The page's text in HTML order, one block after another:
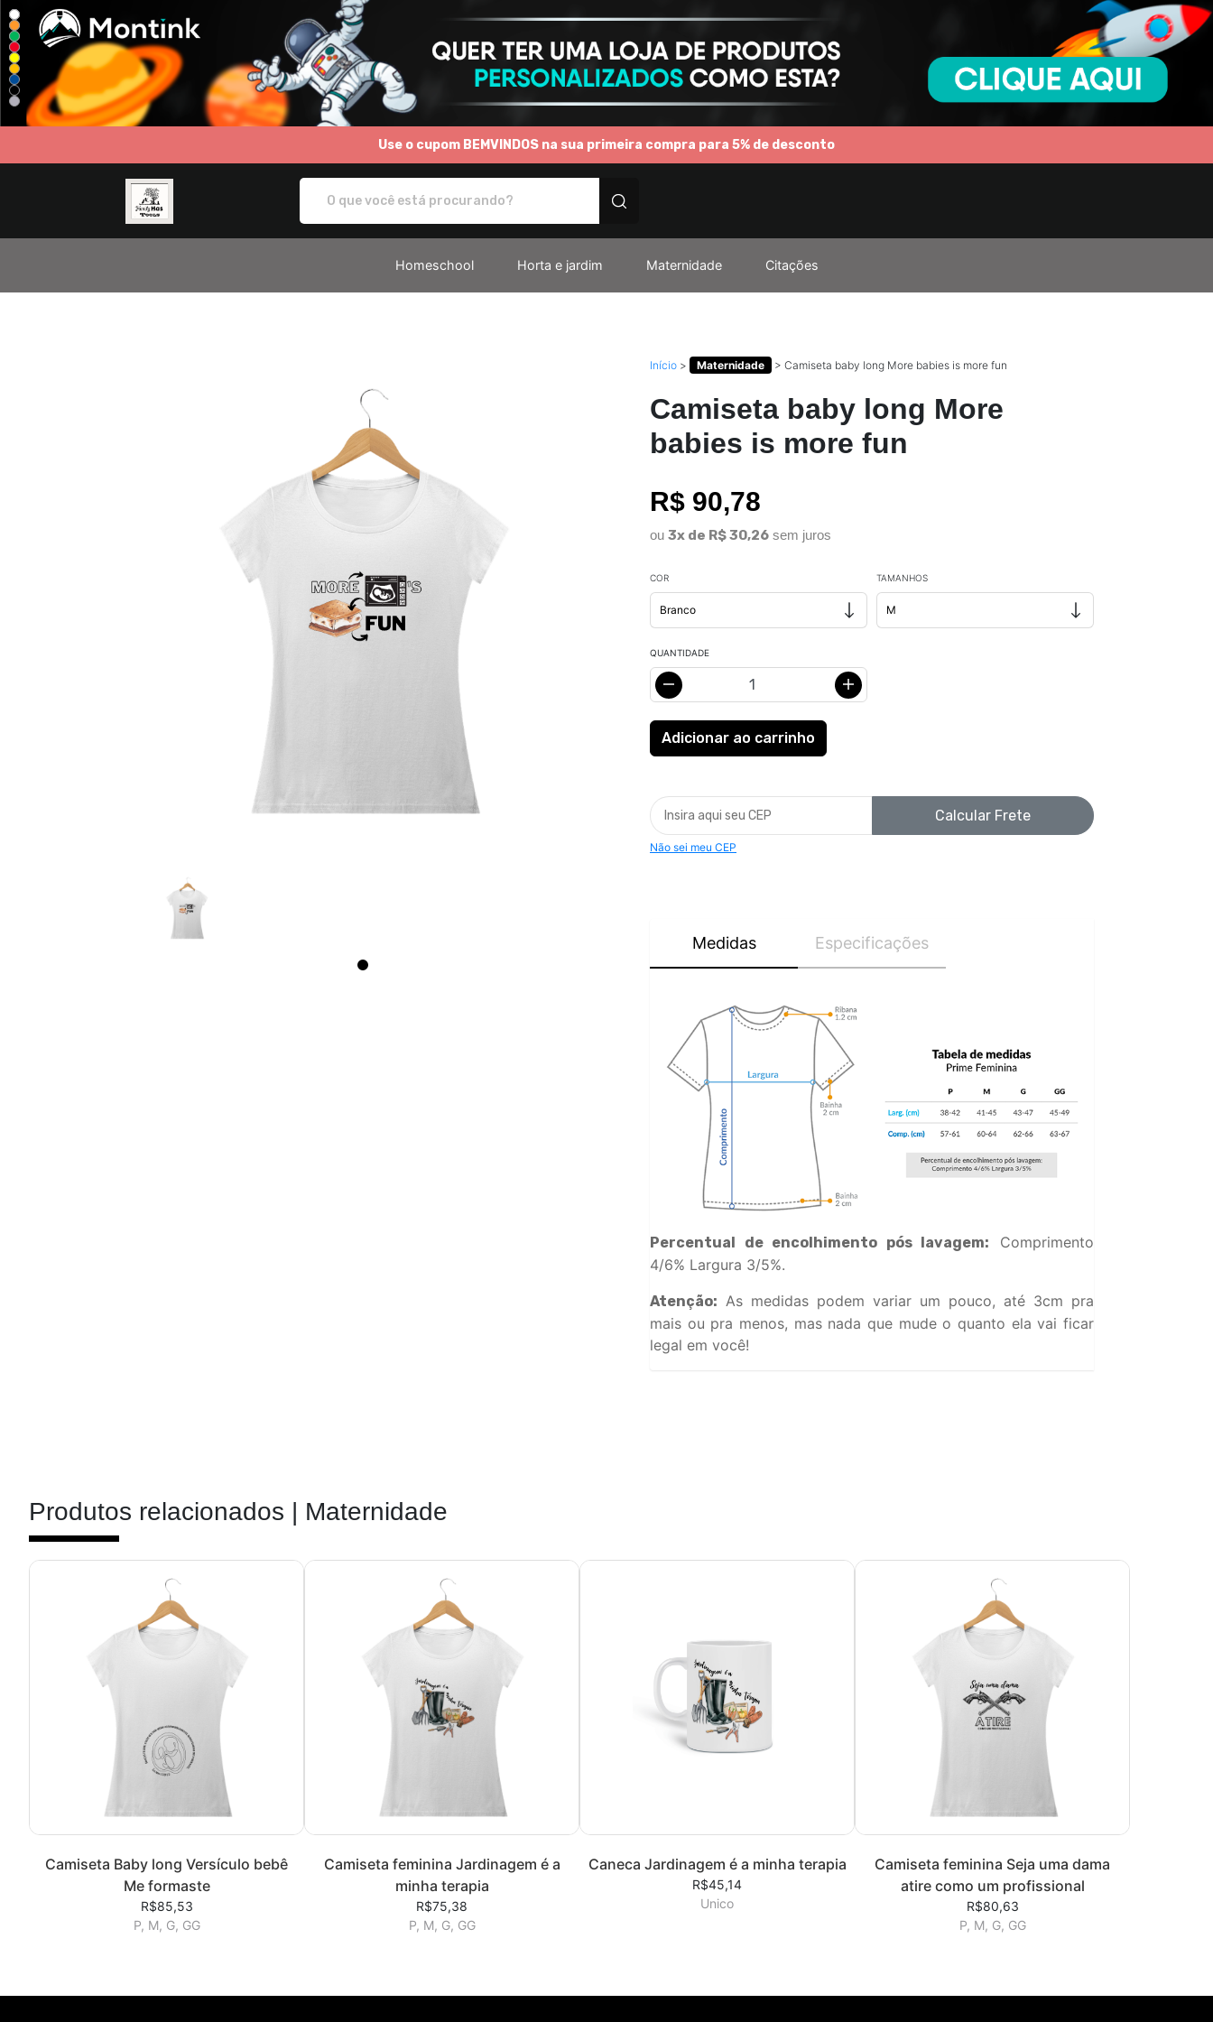
Use o cupom BEMVINDOS na sua primeira compra para 5% de desconto
Homeschool Horta e jardim Maternidade Citações
Início > Maternidade > Camiseta baby long More babies is more fun
Camiseta baby long More
babies is more fun
R$ 90,78
ou 3x de R$ 30,26 sem juros
COR TAMANHOS
QUANTIDADE
Calcular Frete
Não sei meu CEP
Medidas Especificações
Percentual de encolhimento pós lavagem:
Comprimento
4/6% Largura 3/5%.
Atenção: As medidas podem variar um pouco, até 3cm pra
mais ou pra menos, mas nada que mude o quanto ela vai ficar
legal em você!
Produtos relacionados | Maternidade
Camiseta Baby long Versículo bebê
Me formaste
R$85,53
P, M, G, GG
Camiseta feminina Jardinagem é a
minha terapia
R$75,38
P, M, G, GG
Caneca Jardinagem é a minha terapia
R$45,14
Unico
Camiseta feminina Seja uma dama
atire como um profissional
R$80,63
P, M, G, GG